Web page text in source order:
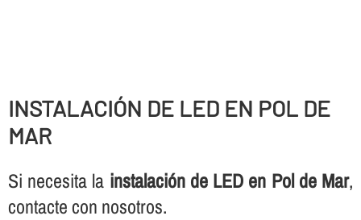
INSTALACIÓN DE LED EN POL DE
MAR
Si necesita la instalación de LED en Pol de Mar,
contacte con nosotros.